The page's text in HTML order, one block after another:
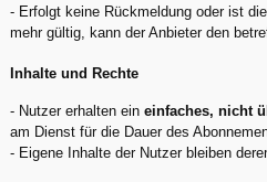
- Erfolgt keine Rückmeldung oder ist
mehr gültig, kann der Anbieter den
Inhalte und Rechte
- Nutzer erhalten eineinfaches, nicht
am Dienst für die Dauer des
- Eigene Inhalte der Nutzer bleiben